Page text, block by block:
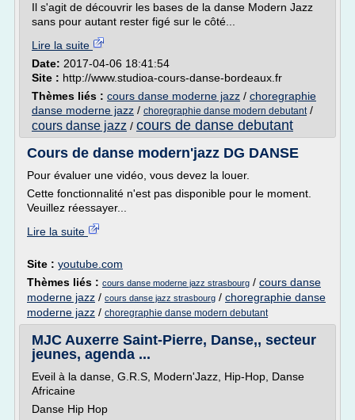
Il s'agit de découvrir les bases de la danse Modern Jazz
sans pour autant rester figé sur le côté...
Lire la suite
Date: 2017-04-06 18:41:54
Site : http://www.studioa-cours-danse-bordeaux.fr
Thèmes liés : cours danse moderne jazz / choregraphie
danse moderne jazz / choregraphie danse modern debutant/
cours danse jazz / cours de danse debutant
Cours de danse modern'jazz DG DANSE
Pour évaluer une vidéo, vous devez la louer.
Cette fonctionnalité n'est pas disponible pour le moment.
Veuillez réessayer...
Lire la suite
Site : youtube.com
Thèmes liés : cours danse moderne jazz strasbourg / cours danse
moderne jazz / cours danse jazz strasbourg / choregraphie danse
moderne jazz / choregraphie danse modern debutant
MJC Auxerre Saint-Pierre, Danse,, secteur
jeunes, agenda ...
Eveil à la danse, G.R.S, Modern'Jazz, Hip-Hop, Danse
Africaine
Danse Hip Hop